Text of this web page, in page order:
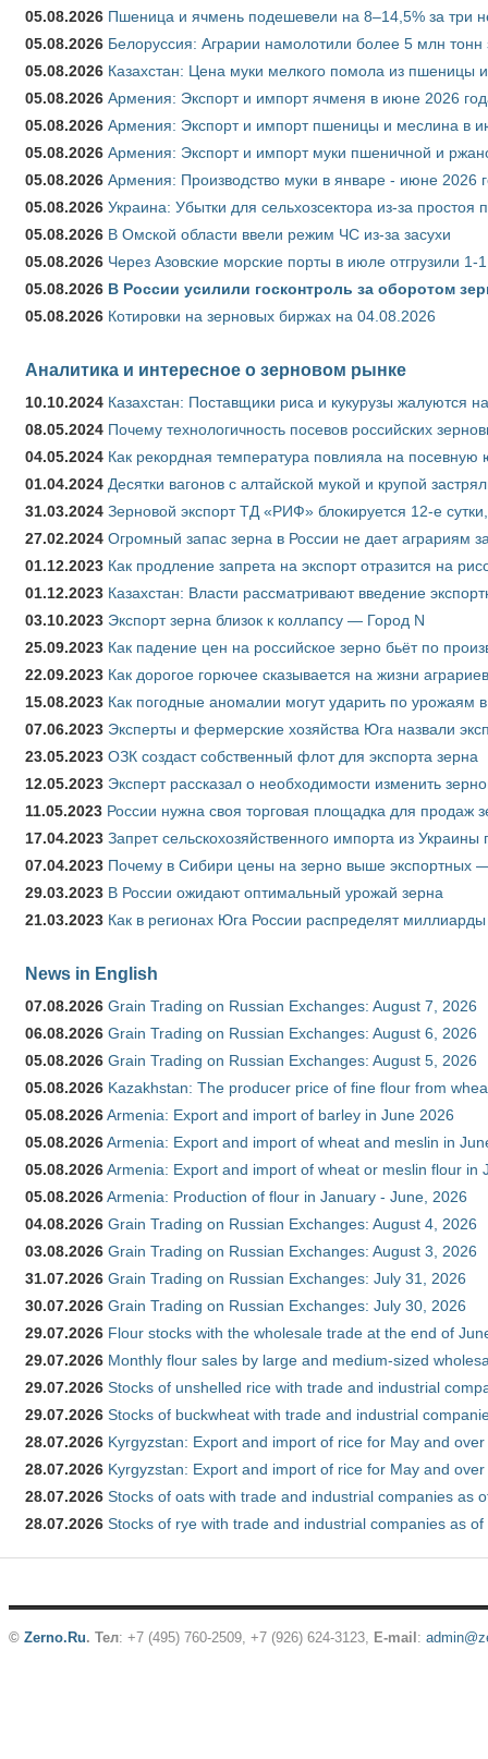
05.08.2026 Пшеница и ячмень подешевели на 8–14,5% за три
05.08.2026 Белоруссия: Аграрии намолотили более 5 млн тонн
05.08.2026 Казахстан: Цена муки мелкого помола из пшеницы
05.08.2026 Армения: Экспорт и импорт ячменя в июне 2026
05.08.2026 Армения: Экспорт и импорт пшеницы и меслина в
05.08.2026 Армения: Экспорт и импорт муки пшеничной и
05.08.2026 Армения: Производство муки в январе - июне 2026
05.08.2026 Украина: Убытки для сельхозсектора из-за простоя
05.08.2026 В Омской области ввели режим ЧС из-за засухи
05.08.2026 Через Азовские морские порты в июле отгрузили
05.08.2026 В России усилили госконтроль за оборотом
05.08.2026 Котировки на зерновых биржах на 04.08.2026
Аналитика и интересное о зерновом рынке
10.10.2024 Казахстан: Поставщики риса и кукурузы жалуются
08.05.2024 Почему технологичность посевов российских
04.05.2024 Как рекордная температура повлияла на
01.04.2024 Десятки вагонов с алтайской мукой и крупой
31.03.2024 Зерновой экспорт ТД «РИФ» блокируется 12-е
27.02.2024 Огромный запас зерна в России не дает аграриям
01.12.2023 Как продление запрета на экспорт отразится на
01.12.2023 Казахстан: Власти рассматривают введение
03.10.2023 Экспорт зерна близок к коллапсу — Город N
25.09.2023 Как падение цен на российское зерно бьёт по
22.09.2023 Как дорогое горючее сказывается на жизни аграриев
15.08.2023 Как погодные аномалии могут ударить по урожаям
07.06.2023 Эксперты и фермерские хозяйства Юга назвали
23.05.2023 ОЗК создаст собственный флот для экспорта зерна
12.05.2023 Эксперт рассказал о необходимости изменить
11.05.2023 России нужна своя торговая площадка для продаж
17.04.2023 Запрет сельскохозяйственного импорта из
07.04.2023 Почему в Сибири цены на зерно выше экспортных
29.03.2023 В России ожидают оптимальный урожай зерна
21.03.2023 Как в регионах Юга России распределят
News in English
07.08.2026 Grain Trading on Russian Exchanges: August 7, 2026
06.08.2026 Grain Trading on Russian Exchanges: August 6, 2026
05.08.2026 Grain Trading on Russian Exchanges: August 5, 2026
05.08.2026 Kazakhstan: The producer price of fine flour from
05.08.2026Armenia: Export and import of barley in June 2026
05.08.2026Armenia: Export and import of wheat and meslin in
05.08.2026Armenia: Export and import of wheat or meslin flour in
05.08.2026Armenia: Production of flour in January - June, 2026
04.08.2026 Grain Trading on Russian Exchanges: August 4, 2026
03.08.2026 Grain Trading on Russian Exchanges: August 3, 2026
31.07.2026 Grain Trading on Russian Exchanges: July 31, 2026
30.07.2026 Grain Trading on Russian Exchanges: July 30, 2026
29.07.2026 Flour stocks with the wholesale trade at the end of
29.07.2026 Monthly flour sales by large and medium-sized
29.07.2026 Stocks of unshelled rice with trade and industrial
29.07.2026 Stocks of buckwheat with trade and industrial
28.07.2026 Kyrgyzstan: Export and import of rice for May and
28.07.2026 Kyrgyzstan: Export and import of rice for May and
28.07.2026 Stocks of oats with trade and industrial companies as
28.07.2026 Stocks of rye with trade and industrial companies as
© Zerno.Ru. Тел: +7 (495) 760-2509, +7 (926) 624-3123, E-mail :